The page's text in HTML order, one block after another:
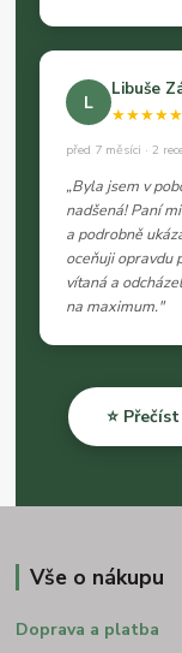
L
Libuše
★★★★★
před 7 měsíci · 2
„Byla jsem v
nadšená! Paní
a podrobně
oceňuji opravdu
vítaná a
na maximum."
⭐
Vše o nákupu
Doprava a platba